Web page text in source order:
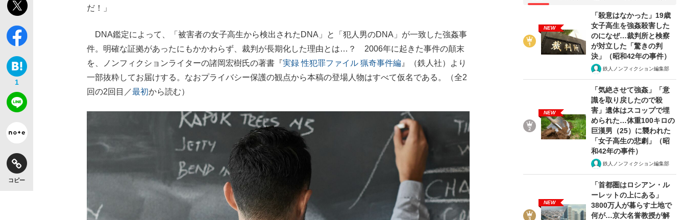
1
コピー
だ！」
DNA鑑定によって、「被害者の女子高生から検出されたDNA」と「犯人男のDNA」が一致した強姦事
件。明確な証拠があったにもかかわらず、裁判が長期化した理由とは…？ 2006年に起きた事件の顛末
を、ノンフィクションライターの諸岡宏樹氏の著書『実録 性犯罪ファイル 猟奇事件編 』（鉄人社）より
一部抜粋してお届けする。なおプライバシー保護の観点から本稿の登場人物はすべて仮名である。（全2
回の2回目／最初から読む）
NEW
「殺意はなかった」19歳
女子高生を強姦殺害した
のになぜ…裁判所と検察
が対立した「驚きの判
決」（昭和42年の事件）
鉄人ノンフィクション編集部
NEW
「気絶させて強姦」「意
識を取り戻したので殺
害」遺体はスコップで埋
められた…体重100キロの
巨漢男（25）に襲われた
「女子高生の悲劇」（昭
和42年の事件）
鉄人ノンフィクション編集部
NEW
「首都圏はロシアン・ル
ーレットの上にある」
3800万人が暮らす土地で
何が…京大名誉教授が解